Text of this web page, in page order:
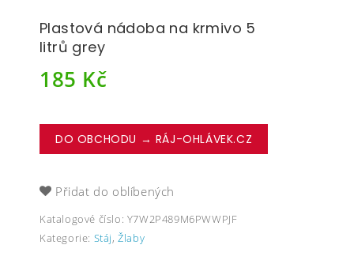
Plastová nádoba na krmivo 5
litrů grey
185 Kč
DO OBCHODU → RÁJ-OHLÁVEK.CZ
Přidat do oblíbených
Katalogové číslo: Y7W2P489M6PWWPJF
Kategorie: Stáj,Žlaby